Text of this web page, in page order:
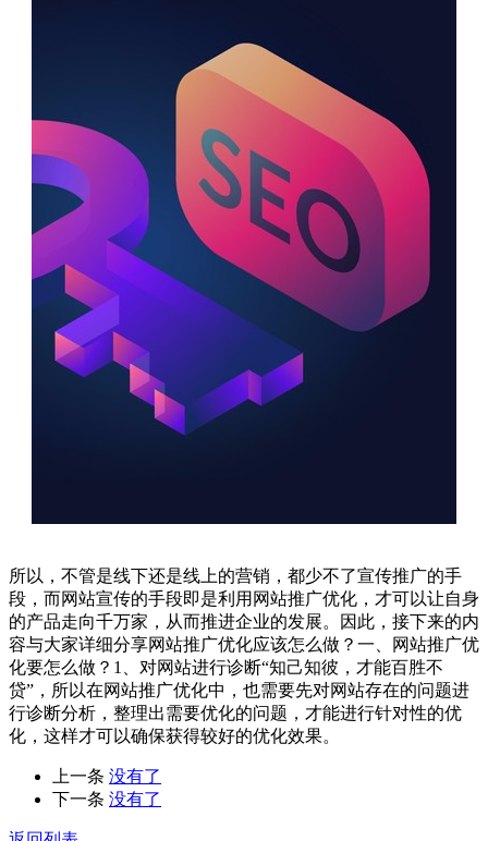
所以，不管是线下还是线上的营销，都少不了宣传推广的手
段，而网站宣传的手段即是利用网站推广优化，才可以让自身
的产品走向千万家，从而推进企业的发展。因此，接下来的内
容与大家详细分享网站推广优化应该怎么做？一、网站推广优
化要怎么做？1、对网站进行诊断“知己知彼，才能百胜不
贷”，所以在网站推广优化中，也需要先对网站存在的问题进
行诊断分析，整理出需要优化的问题，才能进行针对性的优
化，这样才可以确保获得较好的优化效果。
上一条 没有了
下一条 没有了